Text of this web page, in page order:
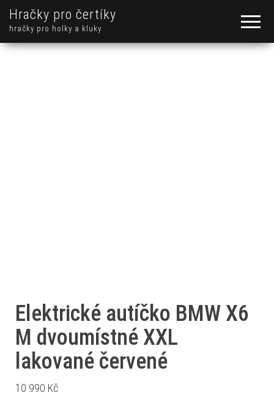
Hračky pro čertíky
hračky pro holky a kluky
Elektrické autíčko BMW X6
M dvoumístné XXL
lakované červené
10 990 Kč